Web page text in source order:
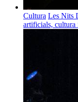
Cultura Les Nits
artificials, cultura